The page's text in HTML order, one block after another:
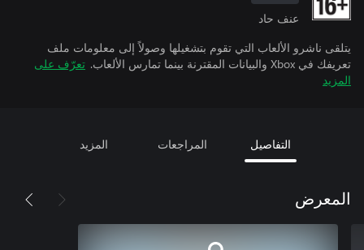
عنف حاد
يتلقى ناشرو الألعاب التي تقوم بتشغيلها وصولاً إلى معلومات ملف
تعريفك في Xbox والبيانات المقترنة بينما تمارس الألعاب.
تعرّف على
المزيد
التفاصيل المراجعات المزيد
المعرض